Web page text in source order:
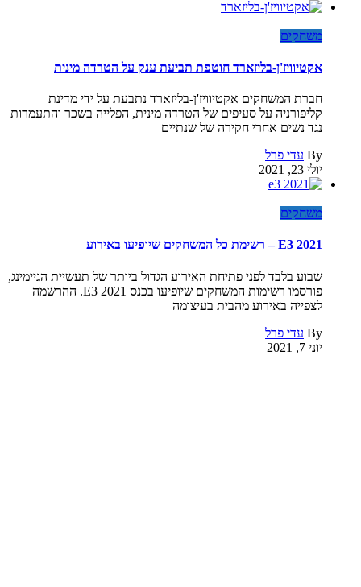
משחקים
אקטיוויז'ן-בליזארד חוטפת תביעת ענק על הטרדה מינית
חברת המשחקים אקטיוויז'ן-בליזארד נתבעת על ידי מדינת
קליפורניה על סעיפים של הטרדה מינית, הפלייה בשכר והתעמרות
נגד נשים אחרי חקירה של שנתיים
By עדי פרל
יולי 23, 2021
משחקים
E3 2021 – רשימת כל המשחקים שיופיעו באירוע
שבוע בלבד לפני פתיחת האירוע הגדול ביותר של תעשיית הגיימינג,
פורסמו רשימות המשחקים שיופיעו בכנס E3 2021. ההרשמה
לצפייה באירוע מהבית בעיצומה
By עדי פרל
יוני 7, 2021